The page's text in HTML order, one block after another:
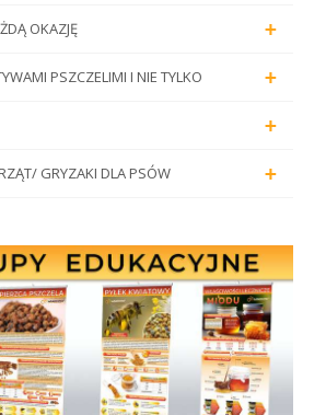
+
OKAZJĘ
+
PSZCZELIMI I NIE TYLKO
+
+
GRYZAKI DLA PSÓW